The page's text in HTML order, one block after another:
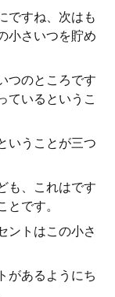
ですね、次はも
小さいつを貯め
つのところです
ているというこ
いうことが三つ
も、これはです
です。
ントはこの小さ
があるようにち